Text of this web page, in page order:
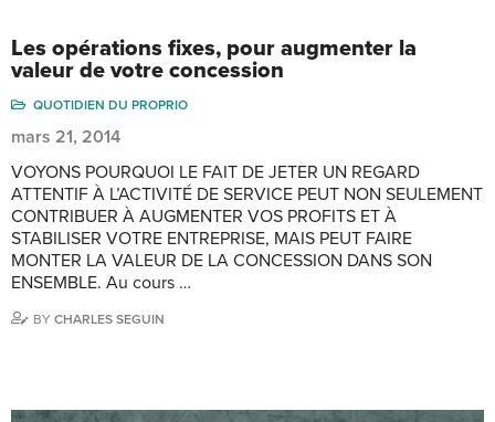
Les opérations fixes, pour augmenter la
valeur de votre concession
QUOTIDIEN DU PROPRIO
mars 21, 2014
VOYONS POURQUOI LE FAIT DE JETER UN REGARD
ATTENTIF À L’ACTIVITÉ DE SERVICE PEUT NON SEULEMENT
CONTRIBUER À AUGMENTER VOS PROFITS ET À
STABILISER VOTRE ENTREPRISE, MAIS PEUT FAIRE
MONTER LA VALEUR DE LA CONCESSION DANS SON
ENSEMBLE. Au cours …
BY CHARLES SEGUIN